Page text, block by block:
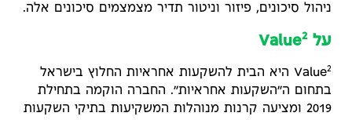
ניהול סיכונים, פיזור וניטור תדיר מצמצמים סיכונים אלה.
על Value2
Value2
היא הבית להשקעות אחראיות החלוץ בישראל
בתחום ה״השקעות אחראיות״. החברה הוקמה בתחילת
2019 ומציעה קרנות מנוהלות המשקיעות בתיקי השקעות